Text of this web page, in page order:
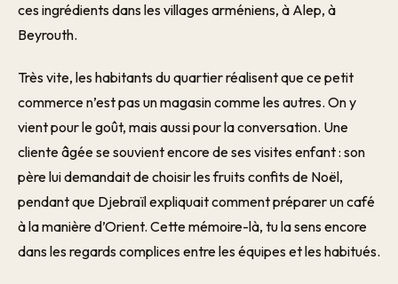
ces ingrédients dans les villages arméniens, à Alep, à
Beyrouth.
Très vite, les habitants du quartier réalisent que ce petit
commerce n’est pas un magasin comme les autres. On y
vient pour le goût, mais aussi pour la conversation. Une
cliente âgée se souvient encore de ses visites enfant : son
père lui demandait de choisir les fruits confits de Noël,
pendant que Djebraïl expliquait comment préparer un café
à la manière d’Orient. Cette mémoire-là, tu la sens encore
dans les regards complices entre les équipes et les habitués.